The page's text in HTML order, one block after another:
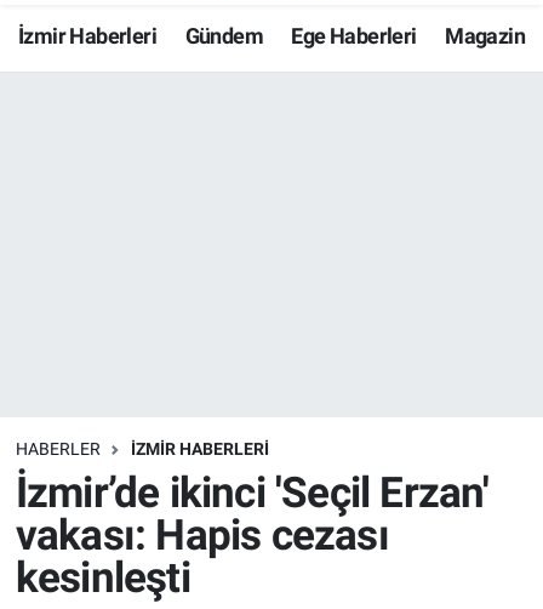
İzmir Haberleri Gündem Ege Haberleri Magazin
HABERLER İZMİR HABERLERİ
İzmir’de ikinci 'Seçil Erzan'
vakası: Hapis cezası
kesinleşti
Resmi İlanlar